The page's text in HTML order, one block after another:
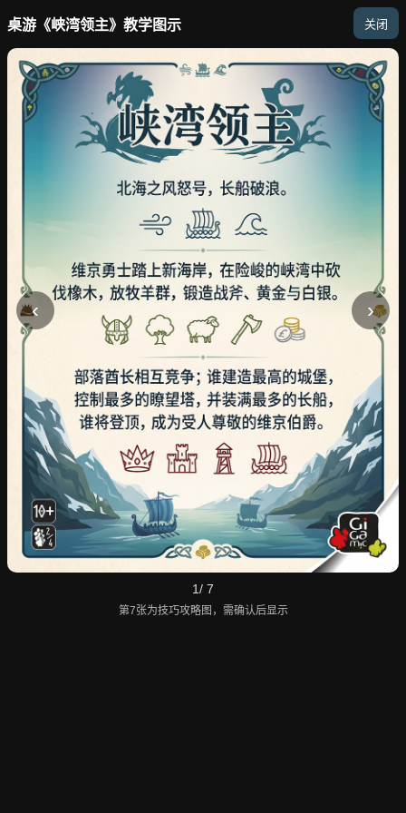
桌游《峡湾领主》教学图示 关闭
‹ ›
1/ 7
第7张为技巧攻略图，需确认后显示